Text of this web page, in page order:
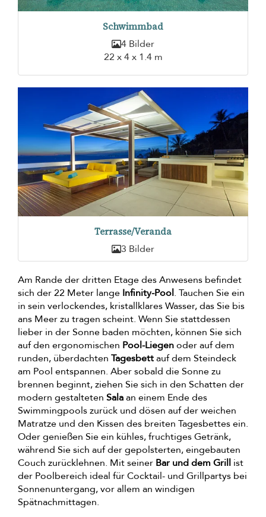
Schwimmbad
4 Bilder
22 x 4 x 1.4 m
Terrasse/Veranda
3 Bilder
Am Rande der dritten Etage des Anwesens befindet
sich der 22 Meter lange Infinity-Pool. Tauchen Sie ein
in sein verlockendes, kristallklares Wasser, das Sie bis
ans Meer zu tragen scheint. Wenn Sie stattdessen
lieber in der Sonne baden möchten, können Sie sich
auf den ergonomischen Pool-Liegenoder auf dem
runden, überdachten Tagesbettauf dem Steindeck
am Pool entspannen. Aber sobald die Sonne zu
brennen beginnt, ziehen Sie sich in den Schatten der
modern gestalteten Salaan einem Ende des
Swimmingpools zurück und dösen auf der weichen
Matratze und den Kissen des breiten Tagesbettes ein.
Oder genießen Sie ein kühles, fruchtiges Getränk,
während Sie sich auf der gepolsterten, eingebauten
Couch zurücklehnen. Mit seiner Bar und dem Grill ist
der Poolbereich ideal für Cocktail- und Grillpartys bei
Sonnenuntergang, vor allem an windigen
Spätnachmittagen.